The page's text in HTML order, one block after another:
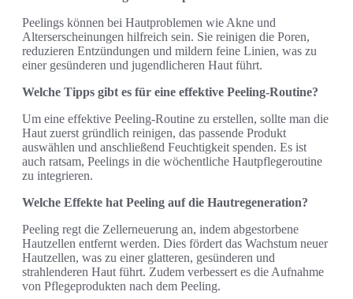
Peelings können bei Hautproblemen wie Akne und
Alterserscheinungen hilfreich sein. Sie reinigen die Poren,
reduzieren Entzündungen und mildern feine Linien, was zu
einer gesünderen und jugendlicheren Haut führt.
Welche Tipps gibt es für eine effektive Peeling-Routine?
Um eine effektive Peeling-Routine zu erstellen, sollte man die
Haut zuerst gründlich reinigen, das passende Produkt
auswählen und anschließend Feuchtigkeit spenden. Es ist
auch ratsam, Peelings in die wöchentliche Hautpflegeroutine
zu integrieren.
Welche Effekte hat Peeling auf die Hautregeneration?
Peeling regt die Zellerneuerung an, indem abgestorbene
Hautzellen entfernt werden. Dies fördert das Wachstum neuer
Hautzellen, was zu einer glatteren, gesünderen und
strahlenderen Haut führt. Zudem verbessert es die Aufnahme
von Pflegeprodukten nach dem Peeling.